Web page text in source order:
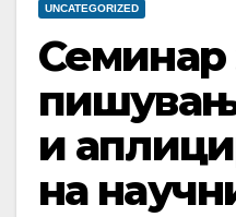
UNCATEGORIZED
Семинар
и
на